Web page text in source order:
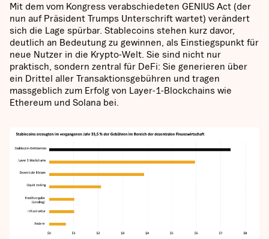
Mit dem vom Kongress verabschiedeten GENIUS Act (der
nun auf Präsident Trumps Unterschrift wartet) verändert
sich die Lage spürbar. Stablecoins stehen kurz davor,
deutlich an Bedeutung zu gewinnen, als Einstiegspunkt für
neue Nutzer in die Krypto-Welt. Sie sind nicht nur
praktisch, sondern zentral für DeFi: Sie generieren über
ein Drittel aller Transaktionsgebühren und tragen
massgeblich zum Erfolg von Layer-1-Blockchains wie
Ethereum und Solana bei.